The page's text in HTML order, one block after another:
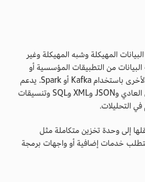
يستوعب كل من Kafka وSpark البيانات المهيكلة وشبه المهيكلة وغير
من التطبيقات المؤسسية أو
قواعد البيانات أو مصادر التدفق الأخرى باستخدام Kafka أو Spark. يدعم
كلا محركي معالجة البيانات النص العادي وJSON وXML وSQL وتنسيقات
في التحليلات.
إلى وحدة تخزين متكاملة مثل
خدمات إضافية أو واجهات برمجة